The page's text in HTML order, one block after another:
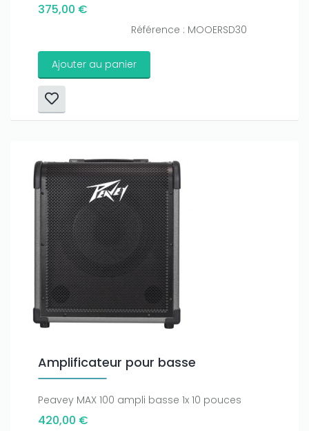
375,00 €
Référence : MOOERSD30
Ajouter au panier
Amplificateur pour basse
Peavey MAX 100 ampli basse 1x 10 pouces
420,00 €